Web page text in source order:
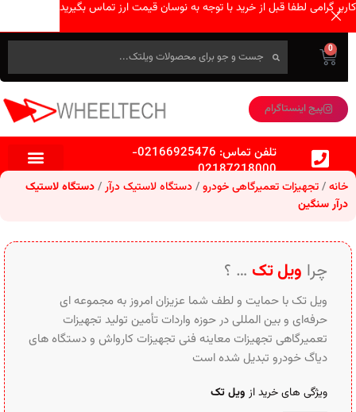
0
پیج اینستاگرام
تلفن تماس: 02166925476
-
02187218000
خانه تجهیزات تعمیرگاهی خودرو دستگاه لاستیک درآر دستگاه لاستیک
درآر سنگین
چرا ویل تک … ؟
ویل تک با حمایت و لطف شما عزیزان امروز به مجموعه ای
حرفه‌ای و بین‌ المللی در حوزه واردات تأمین تولید تجهیزات
تعمیرگاهی تجهیزات معاینه فنی تجهیزات کارواش و دستگاه های
دیاگ خودرو تبدیل شده است
ویژگی های خرید از ویل تک
کاربر گرامی لطفا قبل از خرید با توجه به نوسان قیمت ارز تماس بگیرید